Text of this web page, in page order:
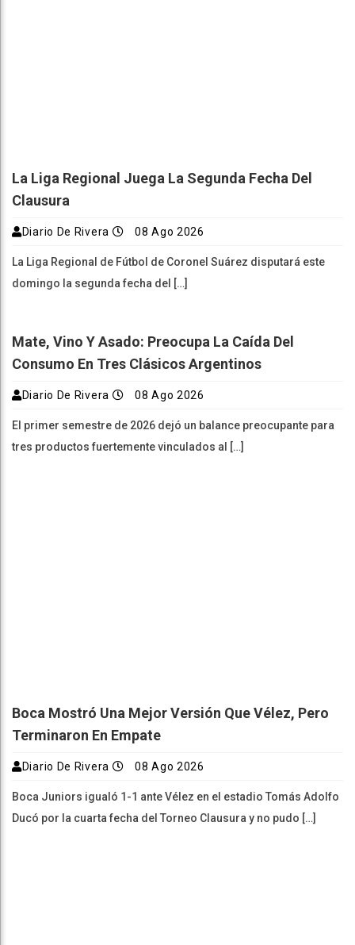
La Liga Regional Juega La Segunda Fecha Del
Clausura
Diario De Rivera 08 Ago 2026
La Liga Regional de Fútbol de Coronel Suárez disputará este
domingo la segunda fecha del […]
Mate, Vino Y Asado: Preocupa La Caída Del
Consumo En Tres Clásicos Argentinos
Diario De Rivera 08 Ago 2026
El primer semestre de 2026 dejó un balance preocupante para
tres productos fuertemente vinculados al […]
Boca Mostró Una Mejor Versión Que Vélez, Pero
Terminaron En Empate
Diario De Rivera 08 Ago 2026
Boca Juniors igualó 1-1 ante Vélez en el estadio Tomás Adolfo
Ducó por la cuarta fecha del Torneo Clausura y no pudo […]